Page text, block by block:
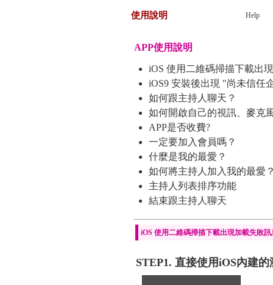
使用說明 Help
APP使用說明
iOS 使用二維碼掃描下載出
iOS9 安裝後出現 "尚未信任
如何跟主持人聊天？
如何開啟自己的視訊、麥克
APP是否收費?
一定要加入會員嗎？
什麼是我的最愛？
如何將主持人加入我的最愛
主持人列表排序功能
結束跟主持人聊天
iOS 使用二維碼掃描下載出現加載失敗
STEP1. 直接使用iOS內建